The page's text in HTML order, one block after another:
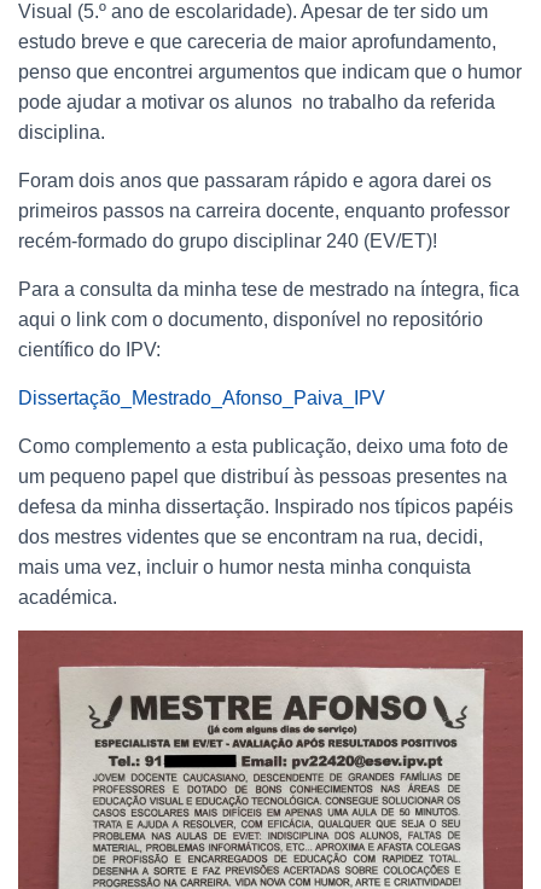
Visual (5.º ano de escolaridade). Apesar de ter sido um
estudo breve e que careceria de maior aprofundamento,
penso que encontrei argumentos que indicam que o humor
pode ajudar a motivar os alunos no trabalho da referida
disciplina.
Foram dois anos que passaram rápido e agora darei os
primeiros passos na carreira docente, enquanto professor
recém-formado do grupo disciplinar 240 (EV/ET)!
Para a consulta da minha tese de mestrado na íntegra, fica
aqui o link com o documento, disponível no repositório
científico do IPV:
Dissertação_Mestrado_Afonso_Paiva_IPV
Como complemento a esta publicação, deixo uma foto de
um pequeno papel que distribuí às pessoas presentes na
defesa da minha dissertação. Inspirado nos típicos papéis
dos mestres videntes que se encontram na rua, decidi,
mais uma vez, incluir o humor nesta minha conquista
académica.